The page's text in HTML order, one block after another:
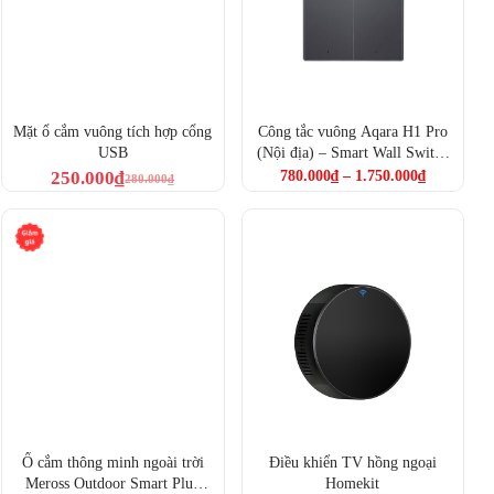
Mặt ổ cắm vuông tích hợp cổng
USB
280.000₫
250.000₫
Công tắc vuông Aqara H1 Pro
(Nội địa) – Smart Wall Switch
H1 Pro Black (WS-K23D)
780.000₫ – 1.750.000₫
Ổ cắm thông minh ngoài trời
Meross Outdoor Smart Plug
Điều khiển TV hồng ngoại
Homekit